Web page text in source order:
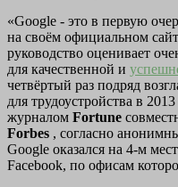
«Google - это в первую
на своём официальном
руководство оценивает
для качественной и
четвёртый раз подряд
для трудоустройства в
журналом Fortune
Forbes , согласно
Google оказался на 4-м
Facebook, по офисам